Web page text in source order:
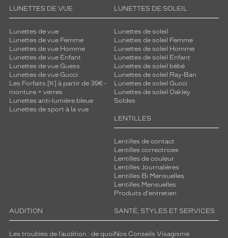
LUNETTES DE VUE
Lunettes de vue
Lunettes de vue Femme
Lunettes de vue Homme
Lunettes de vue Enfant
Lunettes de vue Guess
Lunettes de vue Gucci
Les Forfaits [K] à partir de 39€ -
monture + verres
Lunettes anti-lumière bleue
Lunettes de sport à la vue
LUNETTES DE SOLEIL
Lunettes de soleil
Lunettes de soleil Femme
Lunettes de soleil Homme
Lunettes de soleil Enfant
Lunettes de soleil bébé
Lunettes de soleil Ray-Ban
Lunettes de soleil Gucci
Lunettes de soleil Oakley
Soldes
LENTILLES
Lentilles de contact
Lentilles correctrices
Lentilles de couleur
Lentilles Journalières
Lentilles Bi Mensuelles
Lentilles Mensuelles
Produits d'entretien
AUDITION
Les troubles de l’audition : de quoi
SANTÉ, STYLES ET SERVICES
Nos Conseils Visagisme